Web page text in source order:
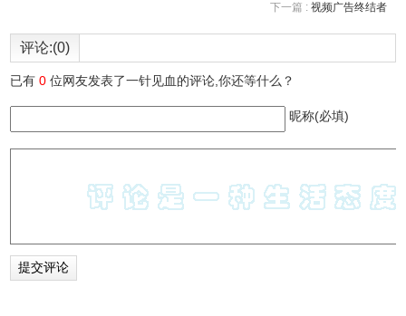
下一篇 : 视频广告终结者
评论:(0)
已有0 位网友发表了一针见血的评论,你还等什么？
昵称(必填)